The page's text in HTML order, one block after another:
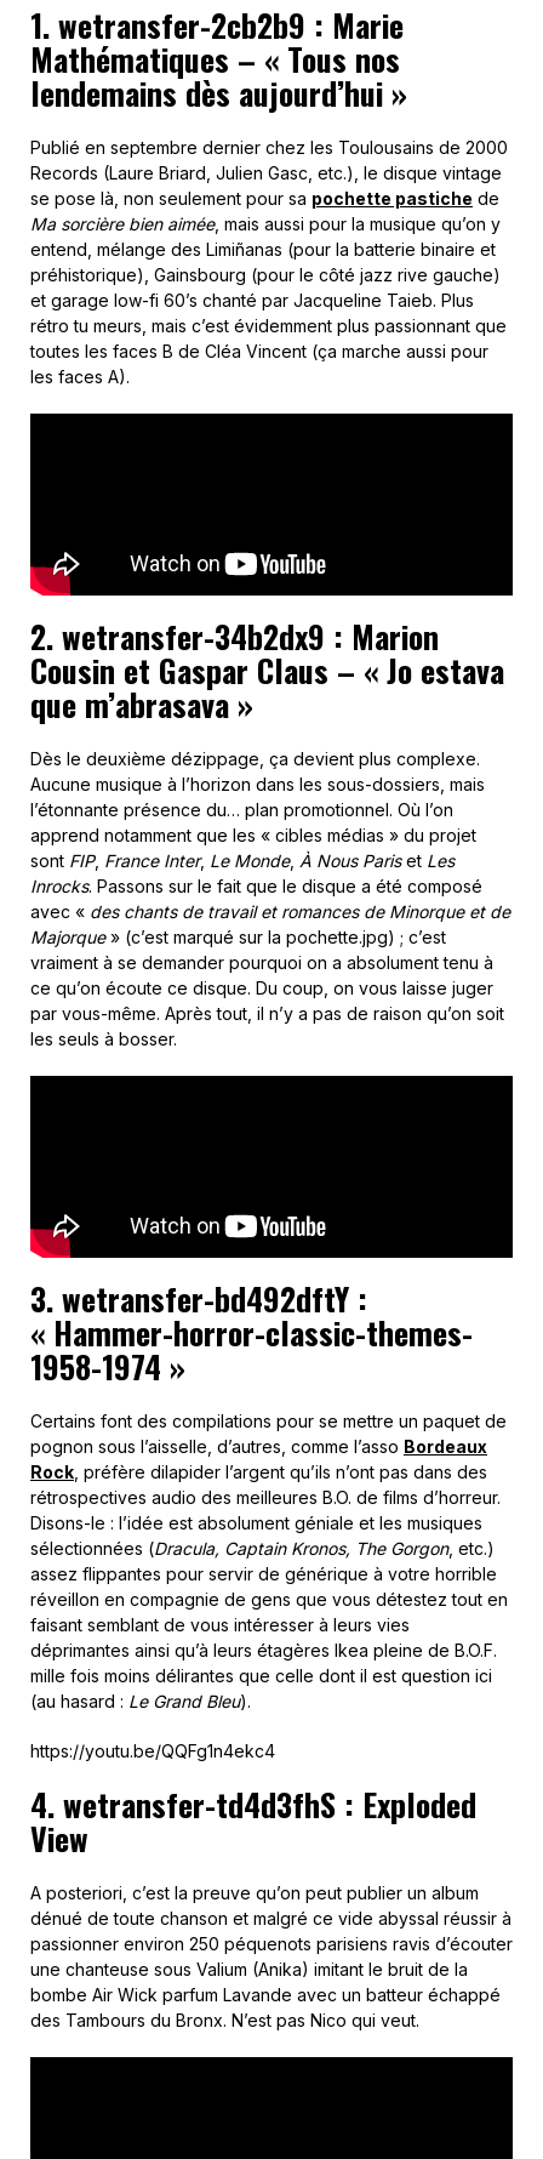
1. wetransfer-2cb2b9 : Marie
Mathématiques – « Tous nos
lendemains dès aujourd’hui »
Publié en septembre dernier chez les Toulousains de 2000
Records (Laure Briard, Julien Gasc, etc.), le disque vintage
se pose là, non seulement pour sa pochette pastiche de
Ma sorcière bien aimée, mais aussi pour la musique qu’on y
entend, mélange des Limiñanas (pour la batterie binaire et
préhistorique), Gainsbourg (pour le côté jazz rive gauche)
et garage low-fi 60’s chanté par Jacqueline Taieb. Plus
rétro tu meurs, mais c’est évidemment plus passionnant que
toutes les faces B de Cléa Vincent (ça marche aussi pour
les faces A).
2. wetransfer-34b2dx9 : Marion
Cousin et Gaspar Claus – « Jo estava
que m’abrasava »
Dès le deuxième dézippage, ça devient plus complexe.
Aucune musique à l’horizon dans les sous-dossiers, mais
l’étonnante présence du… plan promotionnel. Où l’on
apprend notamment que les « cibles médias » du projet
sont FIP, France Inter, Le Monde, À Nous Pariset Les
Inrocks. Passons sur le fait que le disque a été composé
avec « des chants de travail et romances de Minorque et de
Majorque» (c’est marqué sur la pochette.jpg) ; c’est
vraiment à se demander pourquoi on a absolument tenu à
ce qu’on écoute ce disque. Du coup, on vous laisse juger
par vous-même. Après tout, il n’y a pas de raison qu’on soit
les seuls à bosser.
3. wetransfer-bd492dftY :
« Hammer-horror-classic-themes-
1958-1974 »
Certains font des compilations pour se mettre un paquet de
pognon sous l’aisselle, d’autres, comme l’asso Bordeaux
Rock , préfère dilapider l’argent qu’ils n’ont pas dans des
rétrospectives audio des meilleures B.O. de films d’horreur.
Disons-le : l’idée est absolument géniale et les musiques
sélectionnées (Dracula, Captain Kronos, The Gorgon, etc.)
assez flippantes pour servir de générique à votre horrible
réveillon en compagnie de gens que vous détestez tout en
faisant semblant de vous intéresser à leurs vies
déprimantes ainsi qu’à leurs étagères Ikea pleine de B.O.F.
mille fois moins délirantes que celle dont il est question ici
(au hasard : Le Grand Bleu).
https://youtu.be/QQFg1n4ekc4
4. wetransfer-td4d3fhS : Exploded
View
A posteriori, c’est la preuve qu’on peut publier un album
dénué de toute chanson et malgré ce vide abyssal réussir à
passionner environ 250 péquenots parisiens ravis d’écouter
une chanteuse sous Valium (Anika) imitant le bruit de la
bombe Air Wick parfum Lavande avec un batteur échappé
des Tambours du Bronx. N’est pas Nico qui veut.